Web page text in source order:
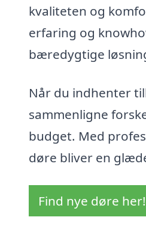
kvaliteten og
erfaring og
bæredygtige
Når du indhenter
sammenligne
budget. Med
døre bliver en
Find nye døre her!